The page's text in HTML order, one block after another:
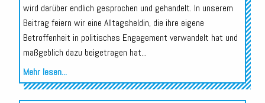
wird darüber endlich gesprochen und gehandelt. In unserem
Beitrag feiern wir eine Alltagsheldin, die ihre eigene
Betroffenheit in politisches Engagement verwandelt hat und
maßgeblich dazu beigetragen hat...
Mehr lesen...